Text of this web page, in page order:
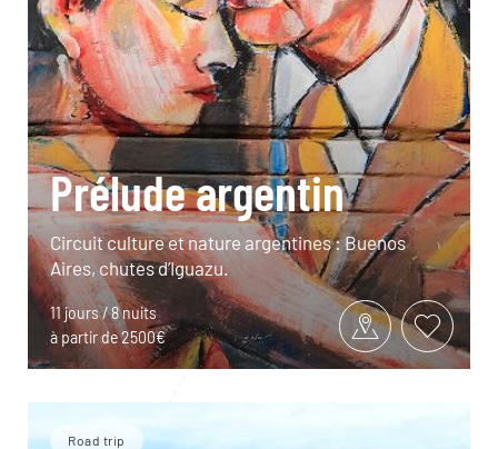
Prélude argentin
Circuit culture et nature argentines : Buenos
Aires, chutes d’Iguazu.
11 jours / 8 nuits
à partir de 2500€
Road trip